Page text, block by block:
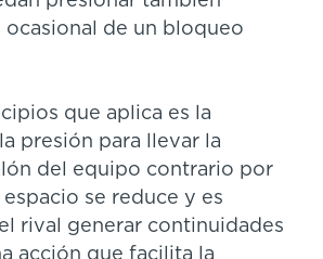
de un bloqueo
que aplica es la
presión para llevar la
del equipo contrario por
se reduce y es
rival generar continuidades
acción que facilita la